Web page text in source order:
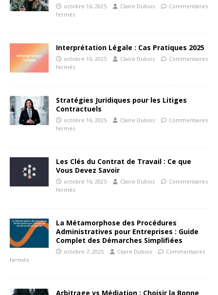
octobre 16, 2025 Claire Dubois
Commentaires
fermés
Interprétation Légale : Cas Pratiques 2025
octobre 16, 2025 Claire Dubois
Commentaires
fermés
Stratégies Juridiques pour les Litiges
Contractuels
octobre 16, 2025 Claire Dubois
Commentaires
fermés
Les Clés du Contrat de Travail : Ce que
Vous Devez Savoir
octobre 16, 2025 Claire Dubois
Commentaires
fermés
La Métamorphose des Procédures
Administratives pour Entreprises : Guide
Complet des Démarches Simplifiées
octobre 7, 2025 Claire Dubois
Commentaires
fermés
Arbitrage vs Médiation : Choisir la Bonne